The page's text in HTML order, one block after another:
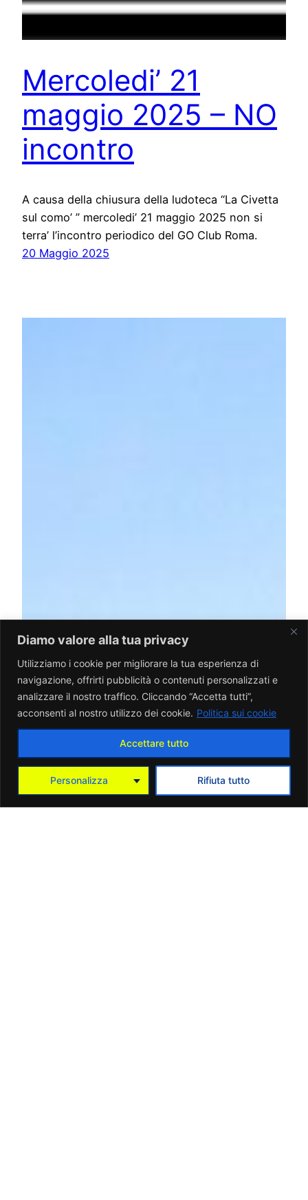
Diamo valore alla tua privacy
Utilizziamo i cookie per migliorare la tua esperienza di
navigazione, offrirti pubblicità o contenuti personalizzati e
analizzare il nostro traffico. Cliccando “Accetta tutti”,
acconsenti al nostro utilizzo dei cookie. Politica sui cookie
Personalizza Rifiuta tutto
Accettare tutto
Mercoledi’ 21
maggio 2025 – NO
incontro
A causa della chiusura della ludoteca “La Civetta
sul como’ ” mercoledi’ 21 maggio 2025 non si
terra’ l’incontro periodico del GO Club Roma.
20 Maggio 2025